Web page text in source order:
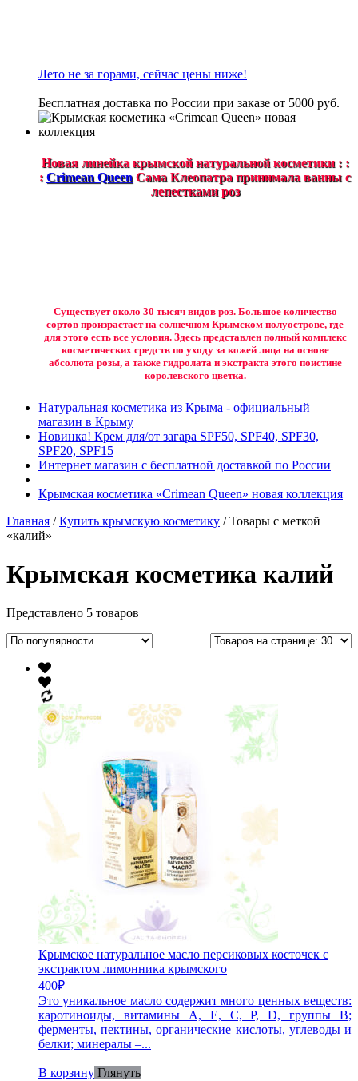
Лето не за горами, сейчас цены ниже!
Бесплатная доставка по России при заказе от 5000 руб.
Новая линейка крымской натуральной косметики : :
: Crimean Queen Сама Клеопатра принимала ванны с
лепестками роз
Существует около 30 тысяч видов роз. Большое количество
сортов произрастает на солнечном Крымском полуострове, где
для этого есть все условия. Здесь представлен полный комплекс
косметических средств по уходу за кожей лица на основе
абсолюта розы, а также гидролата и экстракта этого поистине
королевского цветка.
Натуральная косметика из Крыма - официальный
магазин в Крыму
Новинка! Крем для/от загара SPF50, SPF40, SPF30,
SPF20, SPF15
Интернет магазин с бесплатной доставкой по России
Крымская косметика «Crimean Queen» новая коллекция
Главная /Купить крымскую косметику / Товары с меткой
«калий»
Крымская косметика калий
Представлено 5 товаров
Крымское натуральное масло персиковых косточек с
экстрактом лимонника крымского
400₽
Это уникальное масло содержит много ценных веществ:
каротиноиды, витамины A, E, C, P, D, группы В;
ферменты, пектины, органические кислоты, углеводы и
белки; минералы –...
В корзину Глянуть